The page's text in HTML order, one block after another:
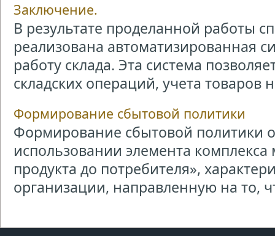
Заключение.
В результате проделанной работы
реализована автоматизированная
работу склада. Эта система
складских операций, учета товаров
Формирование сбытовой политики
Формирование сбытовой политики
использовании элемента
продукта до потребителя»,
организации, направленную на то,